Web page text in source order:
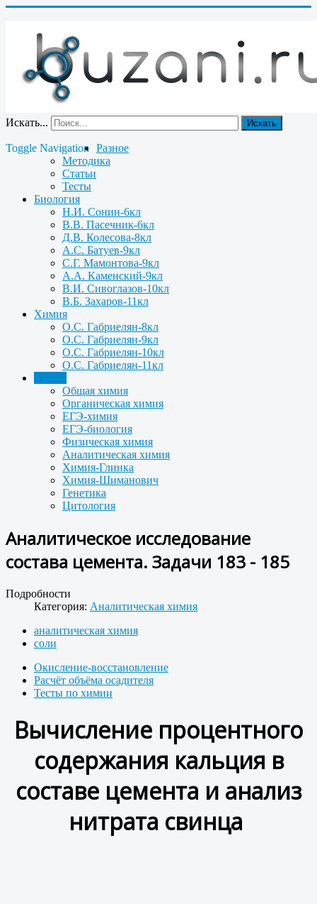
Искать... Искать
Toggle Navigation
Разное
Методика
Статьи
Тесты
Биология
Н.И. Сонин-6кл
В.В. Пасечник-6кл
Д.В. Колесова-8кл
А.С. Батуев-9кл
С.Г. Мамонтова-9кл
А.А. Каменский-9кл
В.И. Сивоглазов-10кл
В.Б. Захаров-11кл
Химия
О.С. Габриелян-8кл
О.С. Габриелян-9кл
О.С. Габриелян-10кл
О.С. Габриелян-11кл
Общая химия
Органическая химия
ЕГЭ-химия
ЕГЭ-биология
Физическая химия
Аналитическая химия
Химия-Глинка
Химия-Шиманович
Генетика
Цитология
Аналитическое исследование
состава цемента. Задачи 183 - 185
Подробности
Категория: Аналитическая химия
аналитическая химия
соли
Окисление-восстановление
Расчёт объёма осадителя
Тесты по химии
Вычисление процентного
содержания кальция в
составе цемента и анализ
нитрата свинца